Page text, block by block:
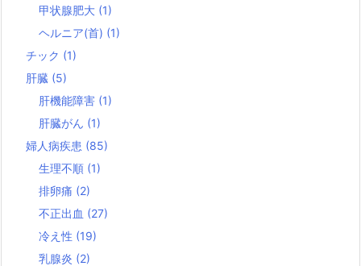
甲状腺肥大 (1)
ヘルニア(首) (1)
チック (1)
肝臓 (5)
肝機能障害 (1)
肝臓がん (1)
婦人病疾患 (85)
生理不順 (1)
排卵痛 (2)
不正出血 (27)
冷え性 (19)
乳腺炎 (2)